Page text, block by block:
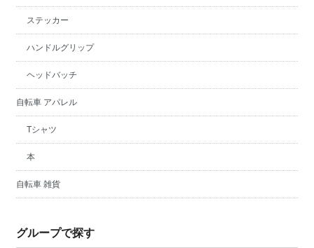
ステッカー
ハンドルグリップ
ヘッドバッチ
自転車 アパレル
Tシャツ
本
自転車 雑貨
グループで探す